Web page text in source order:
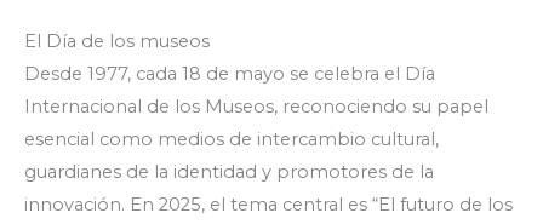
El Día de los museos
Desde 1977, cada 18 de mayo se celebra el Día
Internacional de los Museos, reconociendo su papel
esencial como medios de intercambio cultural,
guardianes de la identidad y promotores de la
innovación. En 2025, el tema central es “El futuro de los